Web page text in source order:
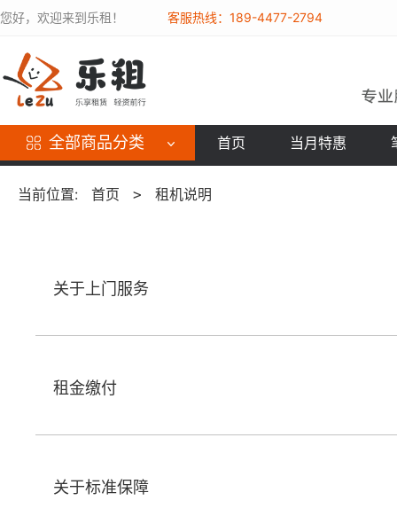
您好，欢迎来到乐租！ 客服热线：189-4477-2794
全部商品分类 首页 当月特惠
当前位置: 首页 > 租机说明
关于上门服务
租金缴付
关于标准保障